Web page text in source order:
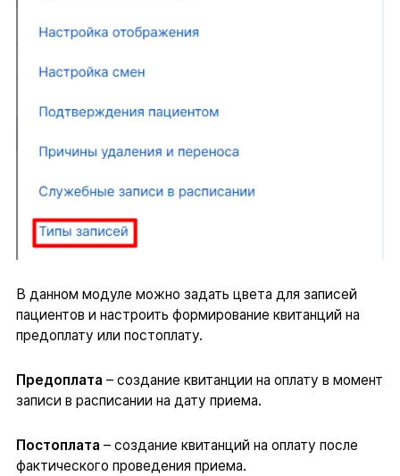
В данном модуле можно задать цвета для записей
пациентов и настроить формирование квитанций на
предоплату или постоплату.
Предоплата – создание квитанции на оплату в момент
записи в расписании на дату приема.
Постоплата – создание квитанций на оплату после
фактического проведения приема.